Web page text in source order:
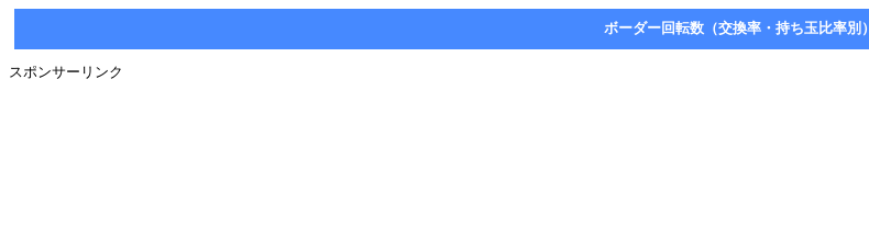
ボーダー回転数（交換率・持ち玉比率別）
スポンサーリンク